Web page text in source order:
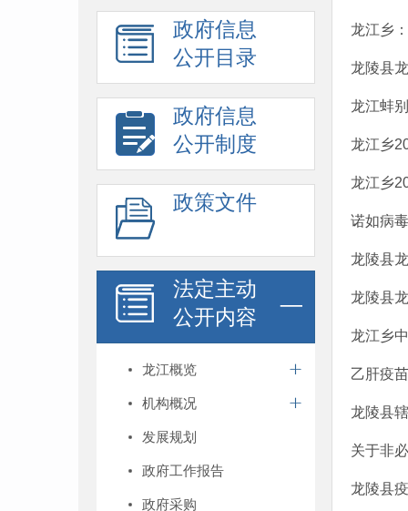
政府信息
公开目录
政府信息
公开制度
政策文件
法定主动
公开内容
龙江概览
机构概况
发展规划
政府工作报告
政府采购
龙江乡
龙陵县
龙江蚌
龙江乡
龙江乡
诺如病
龙陵县
龙陵县
龙江乡
乙肝疫
龙陵县
关于非
龙陵县